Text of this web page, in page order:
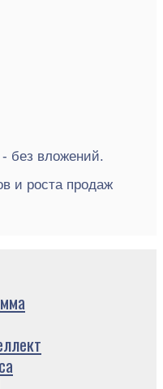
без вложений.
и роста продаж